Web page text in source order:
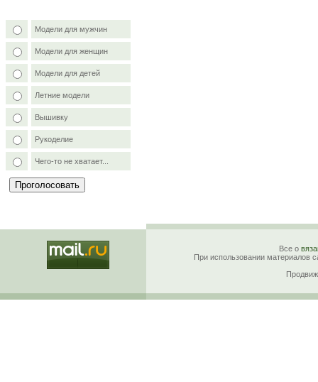
Модели для мужчин
Модели для женщин
Модели для детей
Летние модели
Вышивку
Рукоделие
Чего-то не хватает...
Все о
При использовании материалов